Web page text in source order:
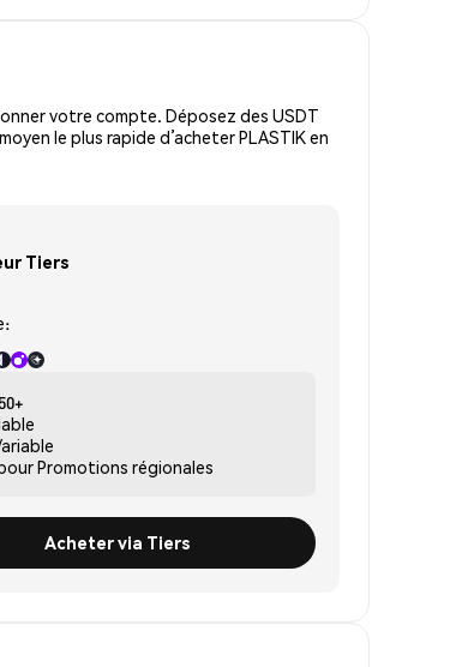
votre compte. Déposez des USDT
le plus rapide d’acheter PLASTIK en
Tiers
50+
Promotions régionales
Acheter via Tiers